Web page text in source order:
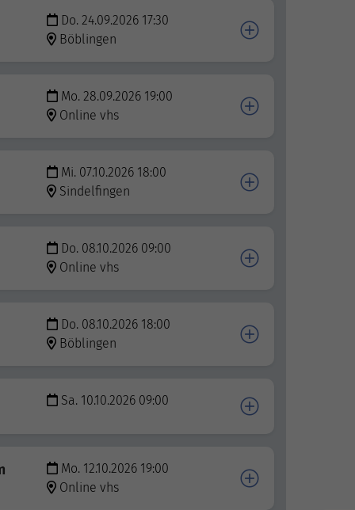
Do. 24.09.2026 17:30
Böblingen
Mo. 28.09.2026 19:00
Online vhs
Mi. 07.10.2026 18:00
Sindelfingen
Do. 08.10.2026 09:00
Online vhs
Do. 08.10.2026 18:00
Böblingen
Sa. 10.10.2026 09:00
Mo. 12.10.2026 19:00
Online vhs